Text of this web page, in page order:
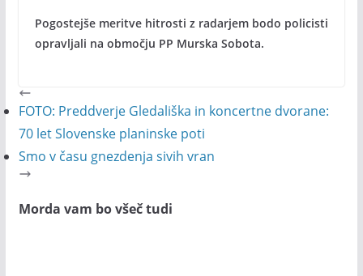
Pogostejše meritve hitrosti z radarjem bodo policisti
opravljali na območju PP Murska Sobota.
FOTO: Preddverje Gledališka in koncertne dvorane:
70 let Slovenske planinske poti
Smo v času gnezdenja sivih vran
Morda vam bo všeč tudi